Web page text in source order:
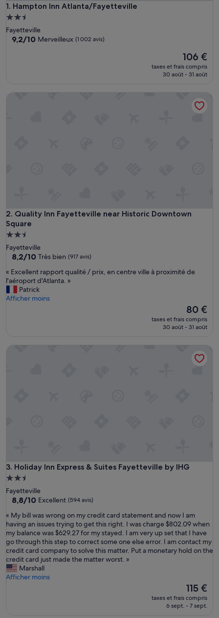
1. Hampton Inn Atlanta/Fayetteville
Hampton Inn Atlanta/Fayetteville
Hébergement
2.5 étoiles
Fayetteville
9.2
9,2/10 Merveilleux (1 002 avis)
Le
nouveau
prix
106 €
taxes et frais compris
30 août - 31 août
2. Quality Inn Fayetteville near Historic Downtown
Square
Quality Inn Fayetteville near Historic Downtown Square
Hébergement
2.5 étoiles
Fayetteville
8.2
10,
Très
bien,
(917 avis)
8,2/10 Très bien (917 avis)
«
E
c
t
é
/
p
x
,
e
n
c
e
n
t
« Excellent rapport qualité / prix, en centre ville à proximité de
l'aéroport d'Atlanta. »
Patrick
Afficher moins
Le
nouveau
prix
80 €
taxes et frais compris
30 août - 31 août
3. Holiday Inn Express & Suites Fayetteville by IHG
Holiday Inn Express & Suites Fayetteville by IHG
Hébergement
2.5 étoiles
Fayetteville
8.8
10,
Excellent,
(594 avis)
8,8/10 Excellent (594 avis)
«
M
y
b
i
l
l
w
« My bill was wrong on my credit card statement and now I am
having an issues trying to get this right. I was charge $802.09 when
my balance was $629.27 for my stayed. I am very up set that I have
go through this step to correct some one else error. I am contact my
credit card company to solve this matter. Put a monetary hold on the
credit card just made the matter worst. »
Marshall
Afficher moins
Le
nouveau
prix
115 €
taxes et frais compris
6 sept. - 7 sept.